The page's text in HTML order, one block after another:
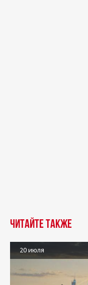
Читайте также
20 июля